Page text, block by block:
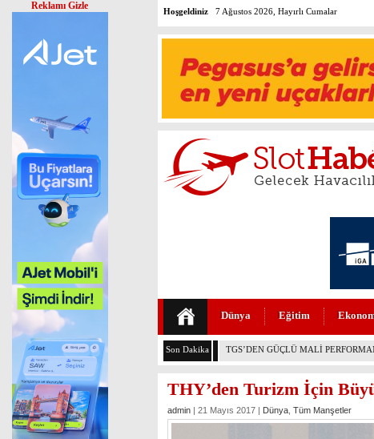
Hoşgeldiniz 7 Ağustos 2026, Hayırlı Cumalar
Dünya Eğitim
Son Dakika THY VE PEGASUS DÜNYANIN EN
THY’den Turizm İçin
admin | 21 Mayıs 2017 | Dünya Tüm Manşetler
Reklamı Gizle